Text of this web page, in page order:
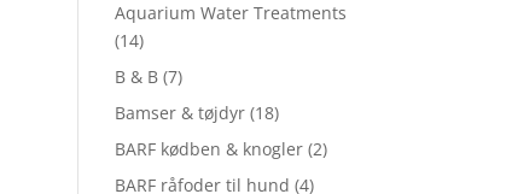
Aquarium Water Treatments
(14)
B & B (7)
Bamser & tøjdyr (18)
BARF kødben & knogler (2)
BARF råfoder til hund (4)